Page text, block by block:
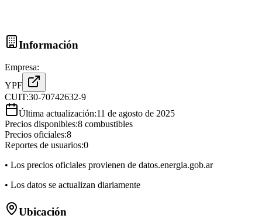
Información
Empresa:
YPF
CUIT:30-70742632-9
Última actualización:11 de agosto de 2025
Precios disponibles:8 combustibles
Precios oficiales:8
Reportes de usuarios:0
• Los precios oficiales provienen de datos.energia.gob.ar
• Los datos se actualizan diariamente
Ubicación